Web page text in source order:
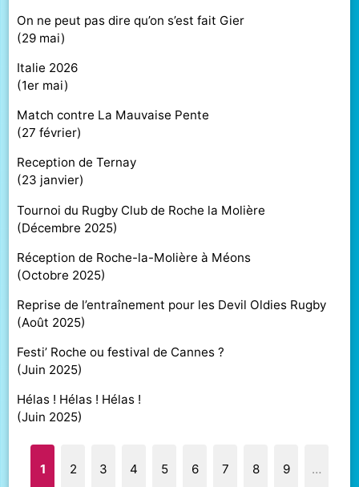
On ne peut pas dire qu’on s’est fait Gier
(29 mai)
Italie 2026
(1er mai)
Match contre La Mauvaise Pente
(27 février)
Reception de Ternay
(23 janvier)
Tournoi du Rugby Club de Roche la Molière
(Décembre 2025)
Réception de Roche-la-Molière à Méons
(Octobre 2025)
Reprise de l’entraînement pour les Devil Oldies Rugby
(Août 2025)
Festi’ Roche ou festival de Cannes ?
(Juin 2025)
Hélas ! Hélas ! Hélas !
(Juin 2025)
1 2 3 4 5 6 7 8 9 …